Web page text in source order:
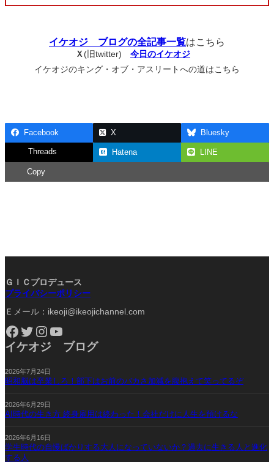
イケオジ ブログの全記事一覧はこちら
Ｘ(旧twitter) 今日のイケオジ
イケオジのキング・オブ・アスリートへの道はこちら
Facebook X Bluesky
Threads Hatena LINE
Copy
ＧＩＣプロデュース
プライバシーポリシー
Ｅメール：ikeoji@ikeojichannel.com
Facebook Twitter Instagram YouTube
イケオジ ブログ
2026年7月24日
昭和脳は卒業しろ！部下はお前のバカさ加減を腹抱えて笑ってるぞ
2026年6月29日
AI時代の生き方 終身雇用は終わった！会社だけに人生を預けるな
2026年6月16日
学生時代の自慢ばかりする大人になっていないか？過去に生きる人と進化
する人